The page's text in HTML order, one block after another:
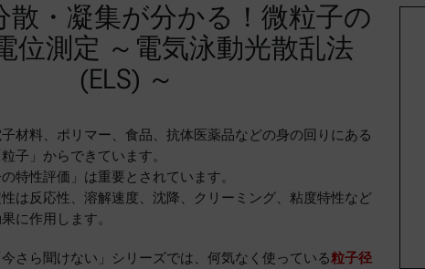
散・凝集が分かる！微粒子の
位測定 ～電気泳動光散乱法
(ELS) ～
材料、ポリマー、食品、抗体医薬品などの身の回りにある
子」からできています。
特性評価」は重要とされています。
は反応性、溶解速度、沈降、クリーミング、粘度特性など
に作用します。
さら聞けない」シリーズでは、何気なく使っている粒子径